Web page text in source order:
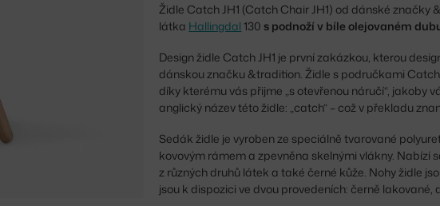
Židle Catch JH1 (Catch Chair JH1) od dánské značky
látka Hallingdal 130 s podnoží v bíle olejovaném
Design židle Catch JH1 je první zakázkou, kterou
dánskou značku &tradition. Židle s područkami
díky kterému vás přijme „s otevřenou náručí“, jakoby
anglický název této židle: „catch“ – což v překladu
Sedák židle je vyroben ze speciálně tvarované
kovovým rámem a zpevněna skelnými vlákny. Nabízí
z různých druhů látek a také černé kůže. Nohy židle
jsou k dispozici ve dvou provedeních: černě lakované,